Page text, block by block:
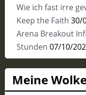
Wie ich fast irre
Keep the Faith 30/
Arena Breakout
Stunden 07/10/
Meine